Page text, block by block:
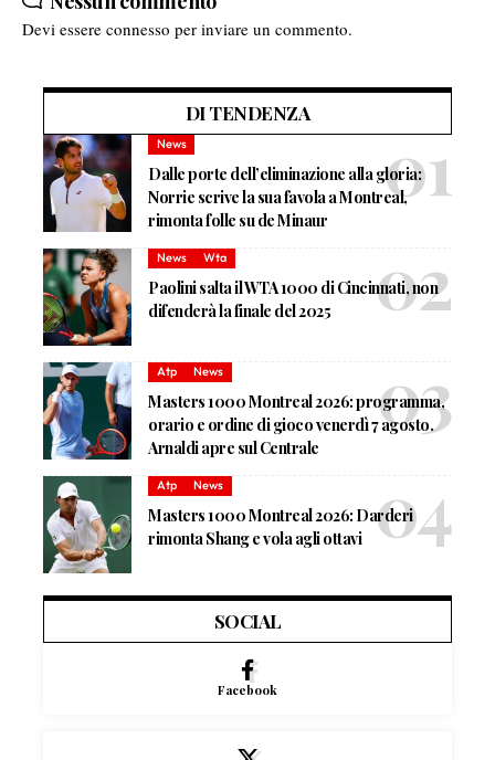
Devi essere connesso per inviare un commento.
DI TENDENZA
News
Dalle porte dell’eliminazione alla gloria:
Norrie scrive la sua favola a Montreal,
rimonta folle su de Minaur
News Wta
Paolini salta il WTA 1000 di Cincinnati, non
difenderà la finale del 2025
Atp News
Masters 1000 Montreal 2026: programma,
orario e ordine di gioco venerdì 7 agosto.
Arnaldi apre sul Centrale
Atp News
Masters 1000 Montreal 2026: Darderi
rimonta Shang e vola agli ottavi
SOCIAL
Facebook